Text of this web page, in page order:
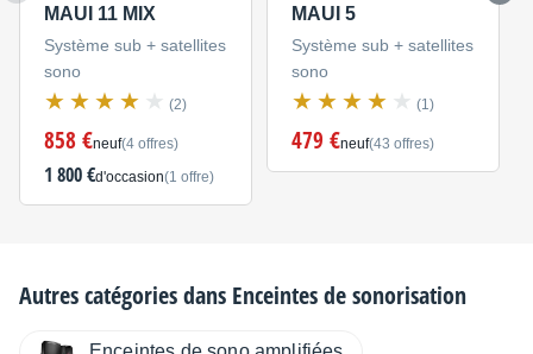
MAUI 11 MIX
Système sub + satellites
sono
(2)
858 €neuf(4 offres)
1 800 €d'occasion(1 offre)
MAUI 5
Système sub + satellites
sono
(1)
479 €neuf(43 offres)
Autres catégories dans Enceintes de sonorisation